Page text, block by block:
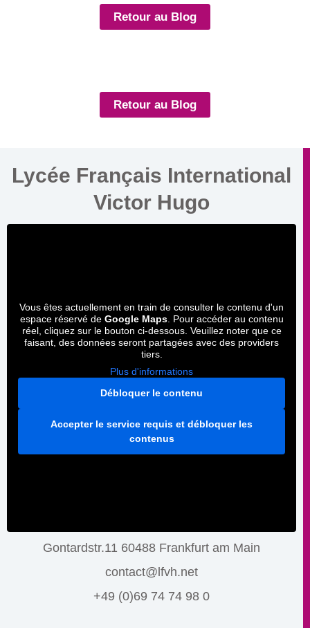
Retour au Blog
Retour au Blog
Lycée Français International
Victor Hugo
Vous êtes actuellement en train de consulter le contenu d'un
espace réservé de Google Maps. Pour accéder au contenu
réel, cliquez sur le bouton ci-dessous. Veuillez noter que ce
faisant, des données seront partagées avec des providers
tiers.
Plus d'informations
Débloquer le contenu
Accepter le service requis et débloquer les
contenus
Gontardstr.11 60488 Frankfurt am Main
contact@lfvh.net
+49 (0)69 74 74 98 0